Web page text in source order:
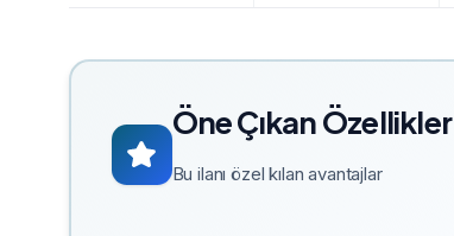
Öne Çıkan Özellikler
Bu ilanı özel kılan avantajlar